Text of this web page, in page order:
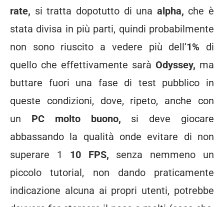
rate, si tratta dopotutto di una alpha, che è
stata divisa in più parti, quindi probabilmente
non sono riuscito a vedere più dell’1% di
quello che effettivamente sarà Odyssey, ma
buttare fuori una fase di test pubblico in
queste condizioni, dove, ripeto, anche con
un PC molto buono, si deve giocare
abbassando la qualità onde evitare di non
superare 1 10 FPS, senza nemmeno un
piccolo tutorial, non dando praticamente
indicazione alcuna ai propri utenti, potrebbe